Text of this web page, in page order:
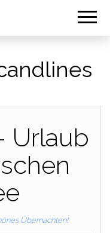
Urlaub
Übernachten!